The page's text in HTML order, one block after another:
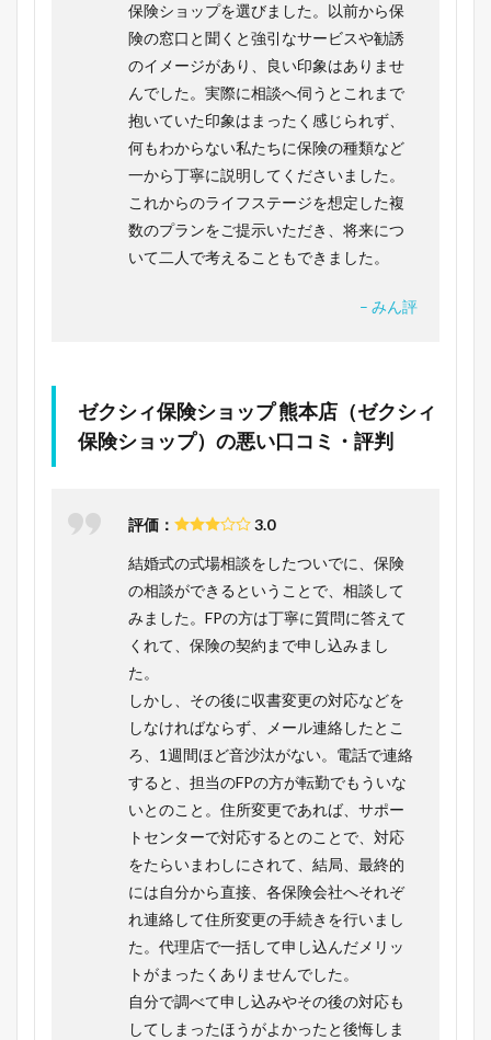
保険ショップを選びました。以前から保
険の窓口と聞くと強引なサービスや勧誘
のイメージがあり、良い印象はありませ
んでした。実際に相談へ伺うとこれまで
抱いていた印象はまったく感じられず、
何もわからない私たちに保険の種類など
一から丁寧に説明してくださいました。
これからのライフステージを想定した複
数のプランをご提示いただき、将来につ
いて二人で考えることもできました。
– みん評
ゼクシィ保険ショップ 熊本店（ゼクシィ
保険ショップ）の悪い口コミ・評判
評価： 3.0
結婚式の式場相談をしたついでに、保険
の相談ができるということで、相談して
みました。FPの方は丁寧に質問に答えて
くれて、保険の契約まで申し込みまし
た。
しかし、その後に収書変更の対応などを
しなければならず、メール連絡したとこ
ろ、1週間ほど音沙汰がない。電話で連絡
すると、担当のFPの方が転勤でもういな
いとのこと。住所変更であれば、サポー
トセンターで対応するとのことで、対応
をたらいまわしにされて、結局、最終的
には自分から直接、各保険会社へそれぞ
れ連絡して住所変更の手続きを行いまし
た。代理店で一括して申し込んだメリッ
トがまったくありませんでした。
自分で調べて申し込みやその後の対応も
してしまったほうがよかったと後悔しま